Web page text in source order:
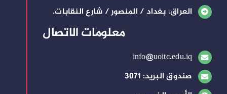
العراق، بغداد / المنصور / شارع النقابات.
معلومات الاتصال
info@uoitc.edu.iq
صندوق البريد: 3071